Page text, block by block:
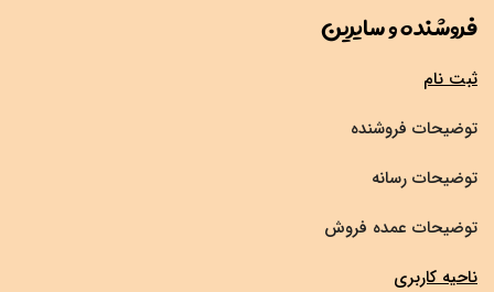
فروشنده و سایرین
ثبت نام
توضیحات فروشنده
توضیحات رسانه
توضیحات عمده فروش
ناحیه کاربری